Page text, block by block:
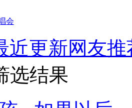
会
近更新网友推
选结果